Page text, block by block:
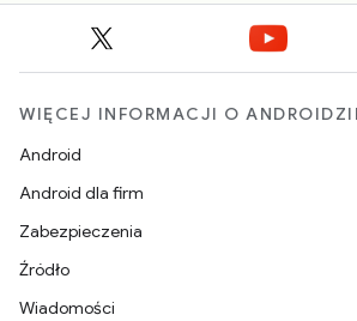
WIĘCEJ INFORMACJI O
Android
Android dla firm
Zabezpieczenia
Źródło
Wiadomości